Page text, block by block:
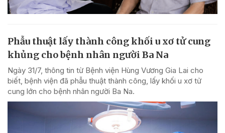
Phẫu thuật lấy thành công khối u xơ tử cung
khủng cho bệnh nhân người Ba Na
Ngày 31/7, thông tin từ Bệnh viện Hùng Vương Gia Lai cho
biết, bệnh viện đã phẫu thuật thành công, lấy khối u xơ tử
cung lớn cho bệnh nhân người Ba Na.